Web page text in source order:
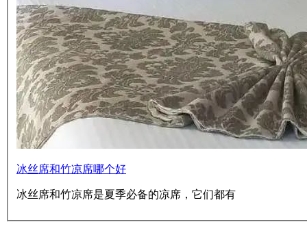
冰丝席和竹凉席哪个好
冰丝席和竹凉席是夏季必备的凉席，它们都有